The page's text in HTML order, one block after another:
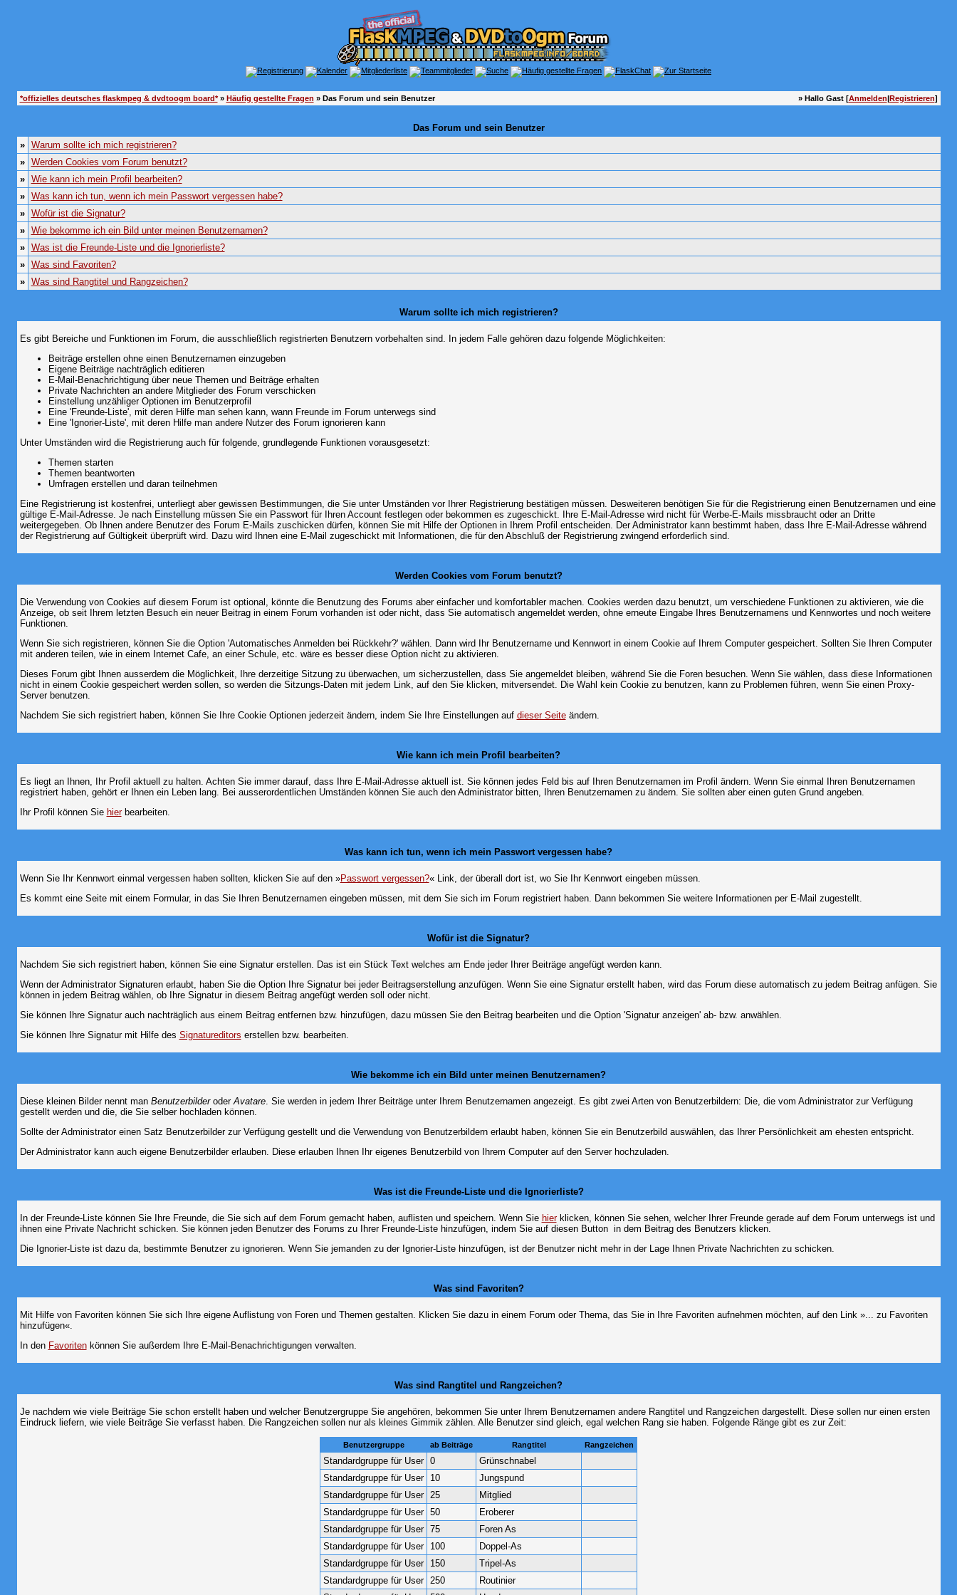
*offizielles deutsches flaskmpeg & dvdtoogm board*» Häufig gestellte Fragen » Das Forum und sein Benutzer » Hallo Gast [Anmelden|Registrieren]
Das Forum und sein Benutzer
»
Warum sollte ich mich registrieren?
»
Werden Cookies vom Forum benutzt?
»
Wie kann ich mein Profil bearbeiten?
»
Was kann ich tun, wenn ich mein Passwort vergessen habe?
»
Wofür ist die Signatur?
»
Wie bekomme ich ein Bild unter meinen Benutzernamen?
»
Was ist die Freunde-Liste und die Ignorierliste?
»
Was sind Favoriten?
»
Was sind Rangtitel und Rangzeichen?
Warum sollte ich mich registrieren?
Es gibt Bereiche und Funktionen im Forum, die ausschließlich registrierten Benutzern vorbehalten sind. In jedem Falle gehören dazu folgende Möglichkeiten:
Beiträge erstellen ohne einen Benutzernamen einzugeben
Eigene Beiträge nachträglich editieren
E-Mail-Benachrichtigung über neue Themen und Beiträge erhalten
Private Nachrichten an andere Mitglieder des Forum verschicken
Einstellung unzähliger Optionen im Benutzerprofil
Eine 'Freunde-Liste', mit deren Hilfe man sehen kann, wann Freunde im Forum unterwegs sind
Eine 'Ignorier-Liste', mit deren Hilfe man andere Nutzer des Forum ignorieren kann
Unter Umständen wird die Registrierung auch für folgende, grundlegende Funktionen vorausgesetzt:
Themen starten
Themen beantworten
Umfragen erstellen und daran teilnehmen
Eine Registrierung ist kostenfrei, unterliegt aber gewissen Bestimmungen, die Sie unter Umständen vor Ihrer Registrierung bestätigen müssen. Desweiteren benötigen Sie für die Registrierung einen Benutzernamen und eine
gültige E-Mail-Adresse. Je nach Einstellung müssen Sie ein Passwort für Ihren Account festlegen oder bekommen es zugeschickt. Ihre E-Mail-Adresse wird nicht für Werbe-E-Mails missbraucht oder an Dritte
weitergegeben. Ob Ihnen andere Benutzer des Forum E-Mails zuschicken dürfen, können Sie mit Hilfe der Optionen in Ihrem Profil entscheiden. Der Administrator kann bestimmt haben, dass Ihre E-Mail-Adresse während
der Registrierung auf Gültigkeit überprüft wird. Dazu wird Ihnen eine E-Mail zugeschickt mit Informationen, die für den Abschluß der Registrierung zwingend erforderlich sind.
Werden Cookies vom Forum benutzt?
Die Verwendung von Cookies auf diesem Forum ist optional, könnte die Benutzung des Forums aber einfacher und komfortabler machen. Cookies werden dazu benutzt, um verschiedene Funktionen zu aktivieren, wie die
Anzeige, ob seit Ihrem letzten Besuch ein neuer Beitrag in einem Forum vorhanden ist oder nicht, dass Sie automatisch angemeldet werden, ohne erneute Eingabe Ihres Benutzernamens und Kennwortes und noch weitere
Funktionen.
Wenn Sie sich registrieren, können Sie die Option 'Automatisches Anmelden bei Rückkehr?' wählen. Dann wird Ihr Benutzername und Kennwort in einem Cookie auf Ihrem Computer gespeichert. Sollten Sie Ihren Computer
mit anderen teilen, wie in einem Internet Cafe, an einer Schule, etc. wäre es besser diese Option nicht zu aktivieren.
Dieses Forum gibt Ihnen ausserdem die Möglichkeit, Ihre derzeitige Sitzung zu überwachen, um sicherzustellen, dass Sie angemeldet bleiben, während Sie die Foren besuchen. Wenn Sie wählen, dass diese Informationen
nicht in einem Cookie gespeichert werden sollen, so werden die Sitzungs-Daten mit jedem Link, auf den Sie klicken, mitversendet. Die Wahl kein Cookie zu benutzen, kann zu Problemen führen, wenn Sie einen Proxy-
Server benutzen.
Nachdem Sie sich registriert haben, können Sie Ihre Cookie Optionen jederzeit ändern, indem Sie Ihre Einstellungen auf dieser Seiteändern.
Wie kann ich mein Profil bearbeiten?
Es liegt an Ihnen, Ihr Profil aktuell zu halten. Achten Sie immer darauf, dass Ihre E-Mail-Adresse aktuell ist. Sie können jedes Feld bis auf Ihren Benutzernamen im Profil ändern. Wenn Sie einmal Ihren Benutzernamen
registriert haben, gehört er Ihnen ein Leben lang. Bei ausserordentlichen Umständen können Sie auch den Administrator bitten, Ihren Benutzernamen zu ändern. Sie sollten aber einen guten Grund angeben.
Ihr Profil können Sie hierbearbeiten.
Was kann ich tun, wenn ich mein Passwort vergessen habe?
Wenn Sie Ihr Kennwort einmal vergessen haben sollten, klicken Sie auf den »Passwort vergessen?« Link, der überall dort ist, wo Sie Ihr Kennwort eingeben müssen.
Es kommt eine Seite mit einem Formular, in das Sie Ihren Benutzernamen eingeben müssen, mit dem Sie sich im Forum registriert haben. Dann bekommen Sie weitere Informationen per E-Mail zugestellt.
Wofür ist die Signatur?
Nachdem Sie sich registriert haben, können Sie eine Signatur erstellen. Das ist ein Stück Text welches am Ende jeder Ihrer Beiträge angefügt werden kann.
Wenn der Administrator Signaturen erlaubt, haben Sie die Option Ihre Signatur bei jeder Beitragserstellung anzufügen. Wenn Sie eine Signatur erstellt haben, wird das Forum diese automatisch zu jedem Beitrag anfügen. Sie
können in jedem Beitrag wählen, ob Ihre Signatur in diesem Beitrag angefügt werden soll oder nicht.
Sie können Ihre Signatur auch nachträglich aus einem Beitrag entfernen bzw. hinzufügen, dazu müssen Sie den Beitrag bearbeiten und die Option 'Signatur anzeigen' ab- bzw. anwählen.
Sie können Ihre Signatur mit Hilfe des Signatureditors erstellen bzw. bearbeiten.
Wie bekomme ich ein Bild unter meinen Benutzernamen?
Diese kleinen Bilder nennt man BenutzerbilderoderAvatare. Sie werden in jedem Ihrer Beiträge unter Ihrem Benutzernamen angezeigt. Es gibt zwei Arten von Benutzerbildern: Die, die vom Administrator zur Verfügung
gestellt werden und die, die Sie selber hochladen können.
Sollte der Administrator einen Satz Benutzerbilder zur Verfügung gestellt und die Verwendung von Benutzerbildern erlaubt haben, können Sie ein Benutzerbild auswählen, das Ihrer Persönlichkeit am ehesten entspricht.
Der Administrator kann auch eigene Benutzerbilder erlauben. Diese erlauben Ihnen Ihr eigenes Benutzerbild von Ihrem Computer auf den Server hochzuladen.
Was ist die Freunde-Liste und die Ignorierliste?
In der Freunde-Liste können Sie Ihre Freunde, die Sie sich auf dem Forum gemacht haben, auflisten und speichern. Wenn Sie hierklicken, können Sie sehen, welcher Ihrer Freunde gerade auf dem Forum unterwegs ist und
ihnen eine Private Nachricht schicken. Sie können jeden Benutzer des Forums zu Ihrer Freunde-Liste hinzufügen, indem Sie auf diesen Button in dem Beitrag des Benutzers klicken.
Die Ignorier-Liste ist dazu da, bestimmte Benutzer zu ignorieren. Wenn Sie jemanden zu der Ignorier-Liste hinzufügen, ist der Benutzer nicht mehr in der Lage Ihnen Private Nachrichten zu schicken.
Was sind Favoriten?
Mit Hilfe von Favoriten können Sie sich Ihre eigene Auflistung von Foren und Themen gestalten. Klicken Sie dazu in einem Forum oder Thema, das Sie in Ihre Favoriten aufnehmen möchten, auf den Link »... zu Favoriten
hinzufügen«.
In den Favoritenkönnen Sie außerdem Ihre E-Mail-Benachrichtigungen verwalten.
Was sind Rangtitel und Rangzeichen?
Je nachdem wie viele Beiträge Sie schon erstellt haben und welcher Benutzergruppe Sie angehören, bekommen Sie unter Ihrem Benutzernamen andere Rangtitel und Rangzeichen dargestellt. Diese sollen nur einen ersten
Eindruck liefern, wie viele Beiträge Sie verfasst haben. Die Rangzeichen sollen nur als kleines Gimmik zählen. Alle Benutzer sind gleich, egal welchen Rang sie haben. Folgende Ränge gibt es zur Zeit:
Benutzergruppe ab Beiträge Rangtitel Rangzeichen
Standardgruppe für User 0
Grünschnabel
Standardgruppe für User
10
Jungspund
Standardgruppe für User 25
Mitglied
Standardgruppe für User 50
Eroberer
Standardgruppe für User 75
Foren As
Standardgruppe für User
100
Doppel-As
Standardgruppe für User
150
Tripel-As
Standardgruppe für User 250
Routinier